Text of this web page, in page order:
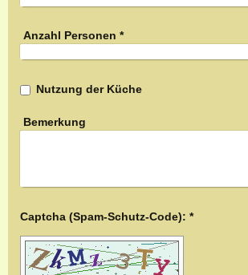
Anzahl Personen *
Nutzung der Küche
Bemerkung
Captcha (Spam-Schutz-Code): *